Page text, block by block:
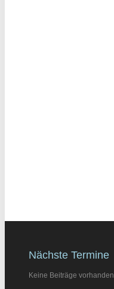
Nächste Termine
Keine Beiträge vorhanden